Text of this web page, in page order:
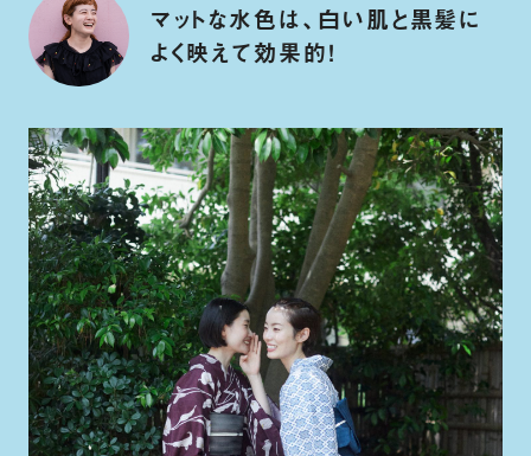
マットな水色は、白い肌と黒髪に
よく映えて効果的！